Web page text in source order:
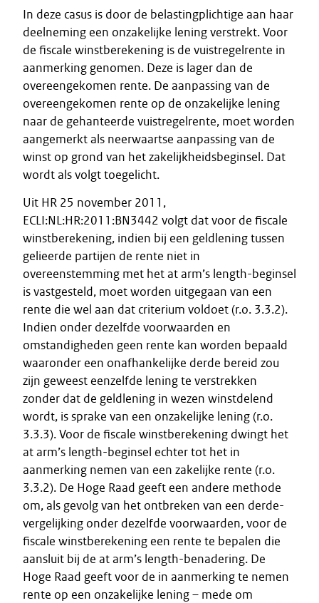
In deze casus is door de belastingplichtige aan haar
deelneming een onzakelijke lening verstrekt. Voor
de fiscale winstberekening is de vuistregelrente in
aanmerking genomen. Deze is lager dan de
overeengekomen rente. De aanpassing van de
overeengekomen rente op de onzakelijke lening
naar de gehanteerde vuistregelrente, moet worden
aangemerkt als neerwaartse aanpassing van de
winst op grond van het zakelijkheidsbeginsel. Dat
wordt als volgt toegelicht.
Uit HR 25 november 2011,
ECLI:NL:HR:2011:BN3442 volgt dat voor de fiscale
winstberekening, indien bij een geldlening tussen
gelieerde partijen de rente niet in
overeenstemming met het at arm’s length-beginsel
is vastgesteld, moet worden uitgegaan van een
rente die wel aan dat criterium voldoet (r.o. 3.3.2).
Indien onder dezelfde voorwaarden en
omstandigheden geen rente kan worden bepaald
waaronder een onafhankelijke derde bereid zou
zijn geweest eenzelfde lening te verstrekken
zonder dat de geldlening in wezen winstdelend
wordt, is sprake van een onzakelijke lening (r.o.
3.3.3). Voor de fiscale winstberekening dwingt het
at arm’s length-beginsel echter tot het in
aanmerking nemen van een zakelijke rente (r.o.
3.3.2). De Hoge Raad geeft een andere methode
om, als gevolg van het ontbreken van een derde-
vergelijking onder dezelfde voorwaarden, voor de
fiscale winstberekening een rente te bepalen die
aansluit bij de at arm’s length-benadering. De
Hoge Raad geeft voor de in aanmerking te nemen
rente op een onzakelijke lening – mede om